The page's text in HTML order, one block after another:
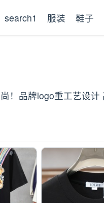
search1 服装 鞋子
！品牌logo重工艺设